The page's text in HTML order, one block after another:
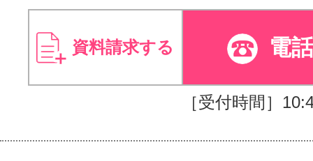
資料請求する 電
［受付時間］